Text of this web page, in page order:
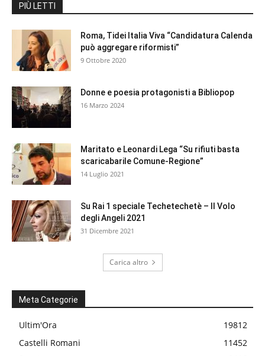
PIÙ LETTI
Roma, Tidei Italia Viva “Candidatura Calenda
può aggregare riformisti”
9 Ottobre 2020
Donne e poesia protagonisti a Bibliopop
16 Marzo 2024
Maritato e Leonardi Lega “Su rifiuti basta
scaricabarile Comune-Regione”
14 Luglio 2021
Su Rai 1 speciale Techetechetè – Il Volo
degli Angeli 2021
31 Dicembre 2021
Carica altro
Meta Categorie
Ultim'Ora
19812
Castelli Romani
11452